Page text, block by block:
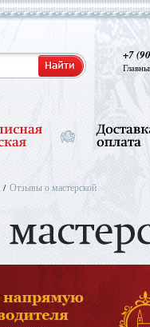
+7
Отзывы о мастерской